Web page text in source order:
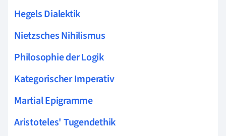
Hegels Dialektik
Nietzsches Nihilismus
Philosophie der Logik
Kategorischer Imperativ
Martial Epigramme
Aristoteles' Tugendethik